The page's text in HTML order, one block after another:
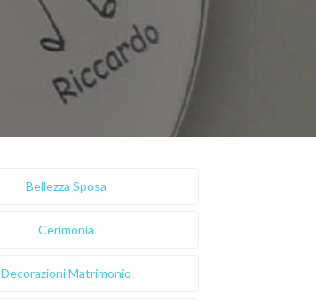
Bellezza Sposa
Cerimonia
Decorazioni Matrimonio